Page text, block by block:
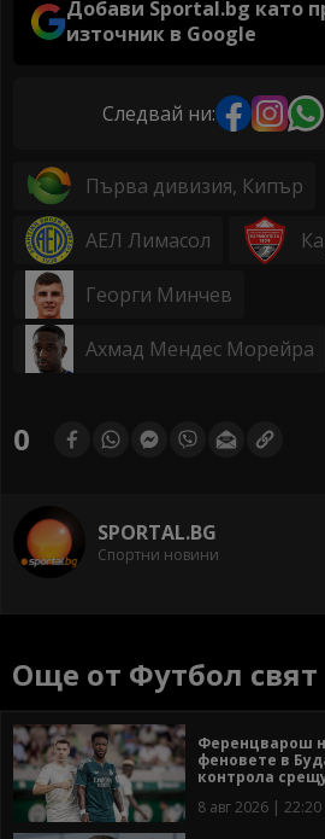
Добави Sportal.bg като
източник в Google
Следвай ни:
Първа дивизия, Кипър
АЕЛ Лимасол
Георги Минчев
Ахмад Мендес Морейра
0
SPORTAL.BG
Спортни новини
Още от Футбол свят
Ференцварош
феновете в
контрола
8 авг 2026 | 22:20